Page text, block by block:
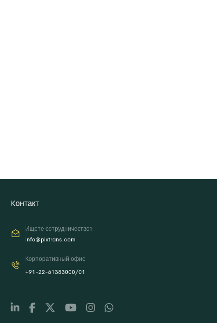
Kонтакт
Ищете сотрудничество?
info@pixtrans.com
Корпоративный офис
+91-22-61383000/01